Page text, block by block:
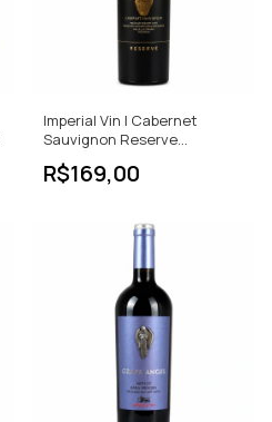
Imperial Vin | Cabernet
Sauvignon Reserve
750ml
R$169,00